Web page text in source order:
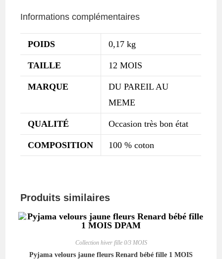
Informations complémentaires
POIDS 0,17 kg
TAILLE 12 MOIS
MARQUE
DU PAREIL AU
MEME
QUALITÉ Occasion très bon état
COMPOSITION 100 % coton
Produits similaires
Collection hiver fille 0/3 MOIS
Pyjama velours jaune fleurs Renard bébé fille 1 MOIS